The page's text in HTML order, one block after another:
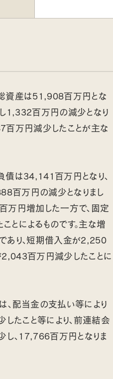
資産は51,908百万円とな
1,332百万円の減少となり
百万円減少したことが主な
は34,141百万円となり、
百万円の減少となりまし
万円増加した一方で、固定
とによるものです。主な増
あり、短期借入金が2,250
百万円減少したことに
配当金の支払い等により
たこと等により、前連結会
、17,766百万円となりま